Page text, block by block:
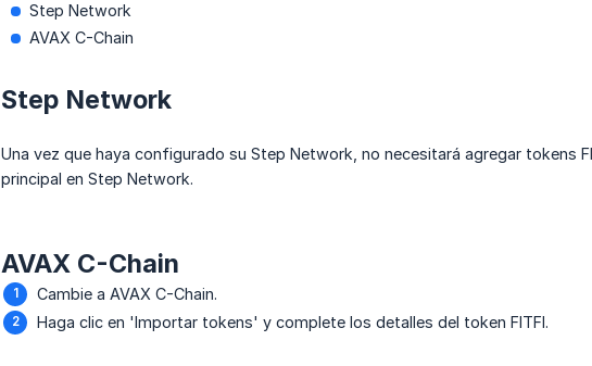
Step Network
AVAX C-Chain
Step Network
Una vez que haya configurado su Step Network, no necesitará agregar tokens
principal en Step Network.
AVAX C-Chain
Cambie a AVAX C-Chain.
Haga clic en 'Importar tokens' y complete los detalles del token FITFI.